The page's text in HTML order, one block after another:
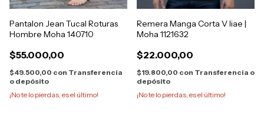
Pantalon Jean Tucal Roturas
Hombre Moha 140710
$55.000,00
$49.500,00 con Transferencia
o depósito
¡No te lo pierdas, es el último!
Remera Manga Corta V Iiae |
Moha 1121632
$22.000,00
$19.800,00 con Transferencia o
depósito
¡No te lo pierdas, es el último!